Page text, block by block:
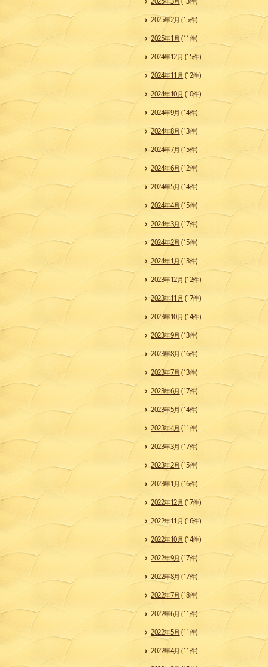
2025年2月 (15件)
2025年1月 (11件)
2024年12月 (15件)
2024年11月 (12件)
2024年10月 (10件)
2024年9月 (14件)
2024年8月 (13件)
2024年7月 (15件)
2024年6月(12件)
2024年5月 (14件)
2024年4月 (15件)
2024年3月 (17件)
2024年2月 (15件)
2024年1月 (13件)
2023年12月(12件)
2023年11月 (17件)
2023年10月 (14件)
2023年9月 (13件)
2023年8月 (16件)
2023年7月 (13件)
2023年6月 (17件)
2023年5月 (14件)
2023年4月 (11件)
2023年3月 (17件)
2023年2月 (15件)
2023年1月 (16件)
2022年12月 (17件)
2022年11月 (16件)
2022年10月 (14件)
2022年9月 (17件)
2022年8月 (17件)
2022年7月 (18件)
2022年6月 (11件)
2022年5月 (11件)
2022年4月 (11件)